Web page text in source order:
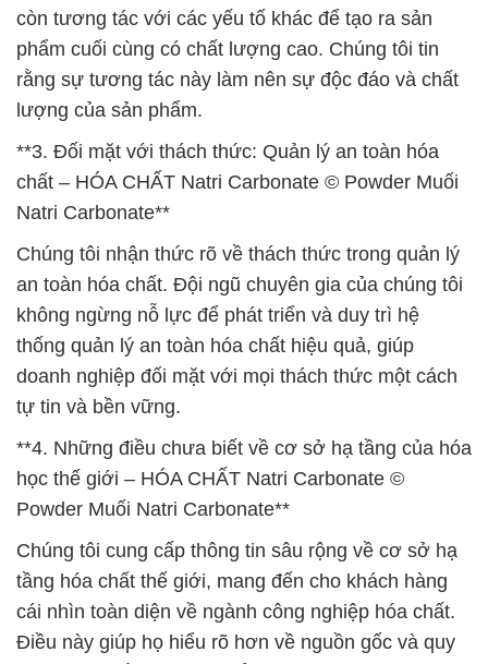
còn tương tác với các yếu tố khác để tạo ra sản
phẩm cuối cùng có chất lượng cao. Chúng tôi tin
rằng sự tương tác này làm nên sự độc đáo và chất
lượng của sản phẩm.
**3. Đối mặt với thách thức: Quản lý an toàn hóa
chất – HÓA CHẤT Natri Carbonate © Powder Muối
Natri Carbonate**
Chúng tôi nhận thức rõ về thách thức trong quản lý
an toàn hóa chất. Đội ngũ chuyên gia của chúng tôi
không ngừng nỗ lực để phát triển và duy trì hệ
thống quản lý an toàn hóa chất hiệu quả, giúp
doanh nghiệp đối mặt với mọi thách thức một cách
tự tin và bền vững.
**4. Những điều chưa biết về cơ sở hạ tầng của hóa
học thế giới – HÓA CHẤT Natri Carbonate ©
Powder Muối Natri Carbonate**
Chúng tôi cung cấp thông tin sâu rộng về cơ sở hạ
tầng hóa chất thế giới, mang đến cho khách hàng
cái nhìn toàn diện về ngành công nghiệp hóa chất.
Điều này giúp họ hiểu rõ hơn về nguồn gốc và quy